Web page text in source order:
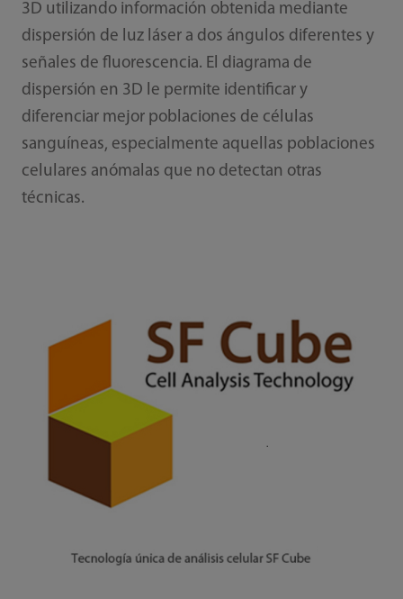
3D utilizando información obtenida mediante
dispersión de luz láser a dos ángulos diferentes y
señales de fluorescencia. El diagrama de
dispersión en 3D le permite identificar y
diferenciar mejor poblaciones de células
sanguíneas, especialmente aquellas poblaciones
celulares anómalas que no detectan otras
técnicas.